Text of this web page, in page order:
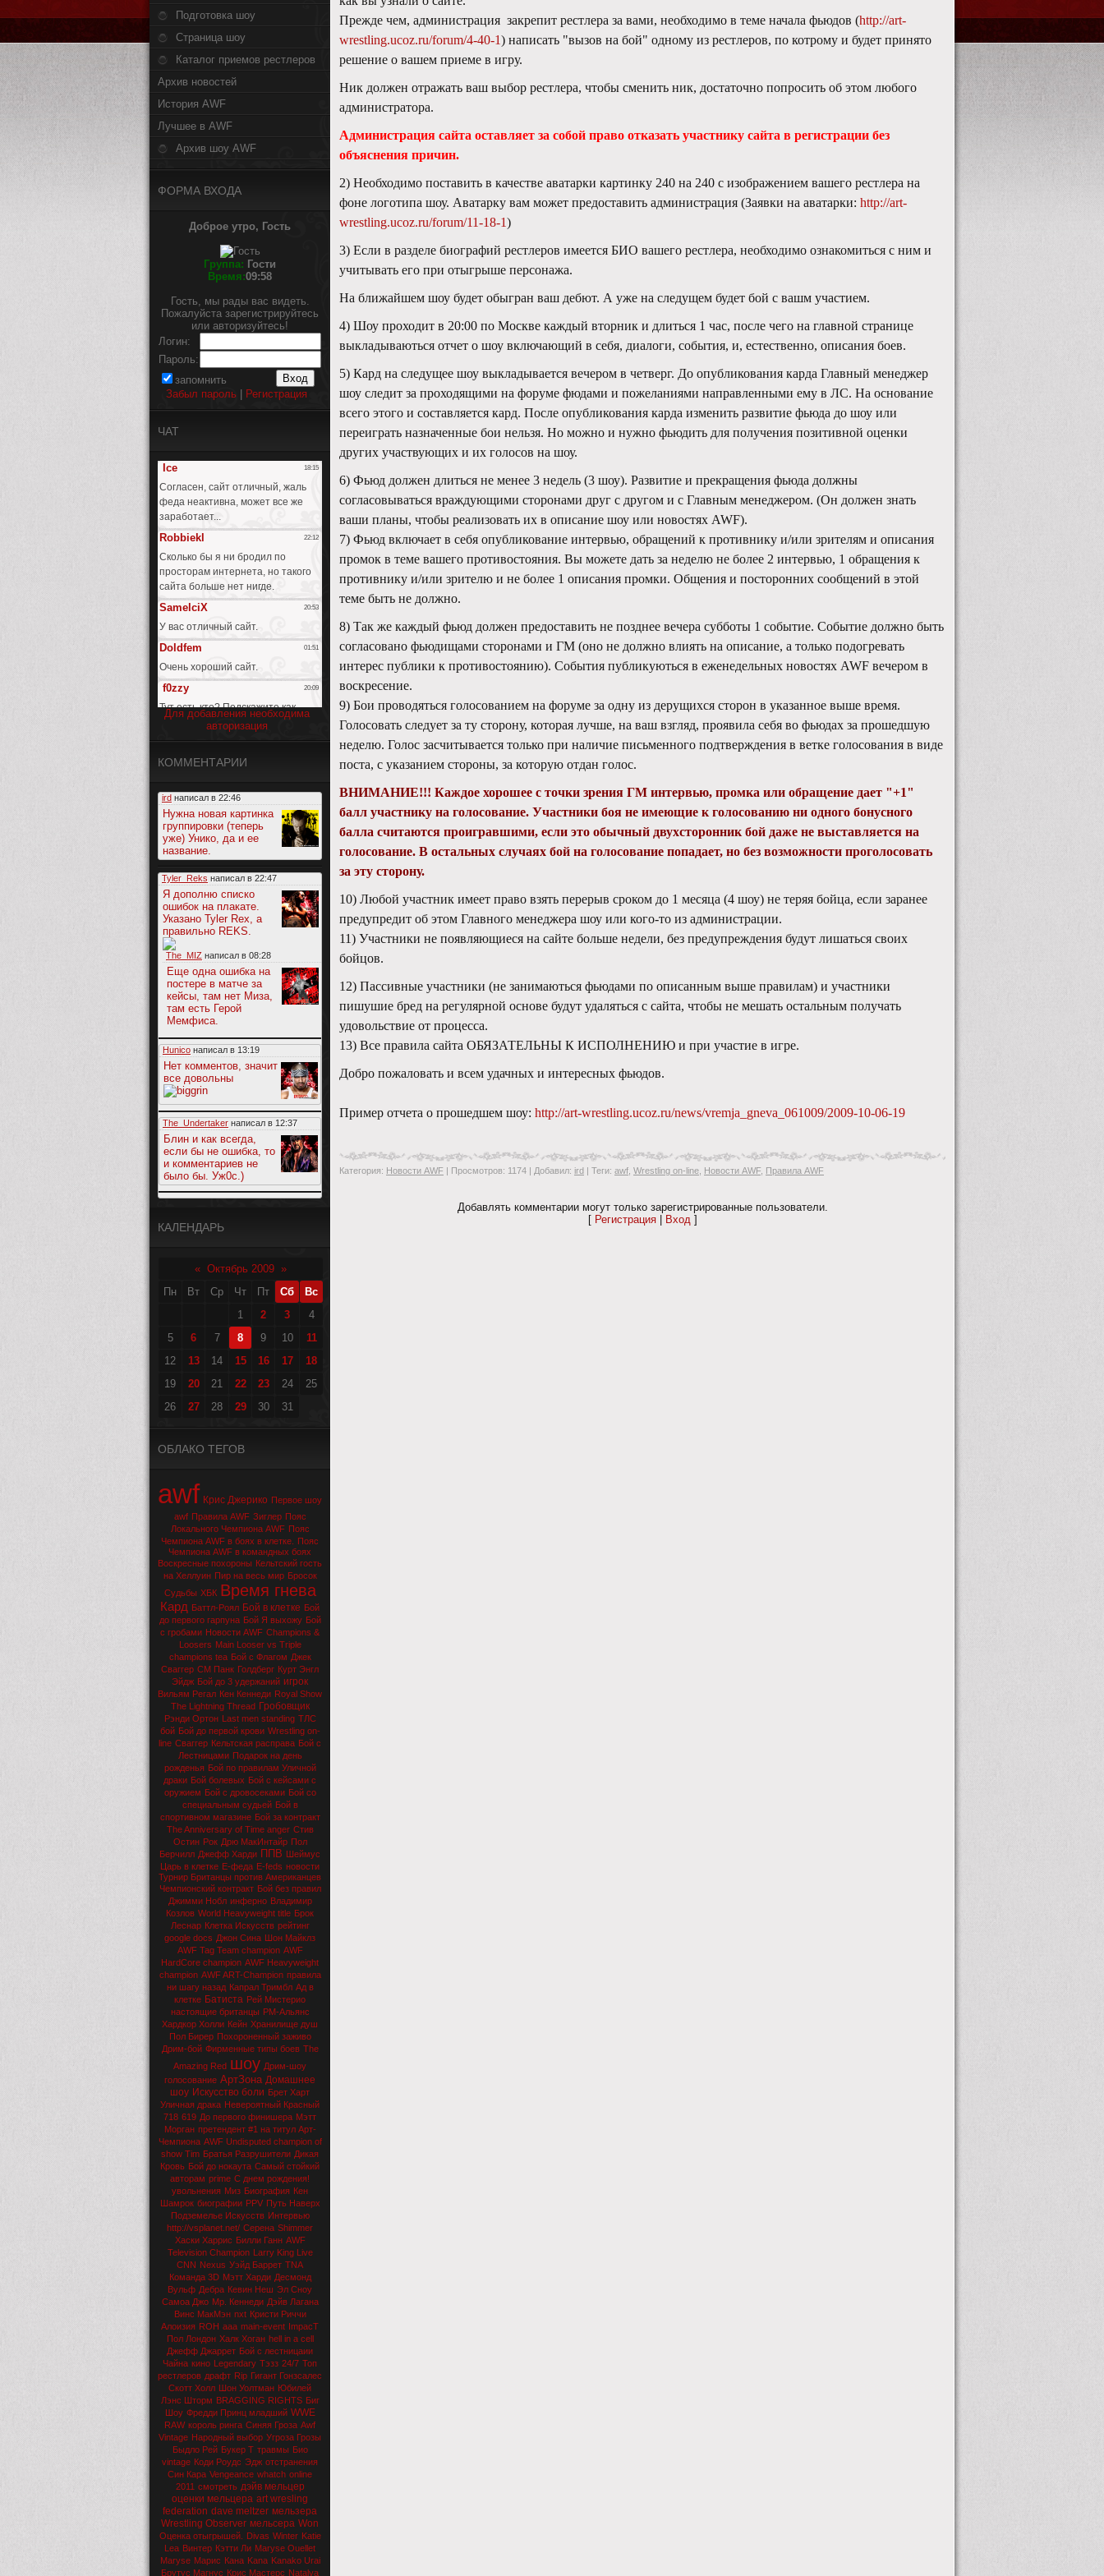
Подготовка шоу
Страница шоу
Каталог приемов рестлеров
Архив новостей
История AWF
Лучшее в AWF
Архив шоу AWF
ФОРМА ВХОДА
Доброе утро, Гость
Группа: Гости
Время:09:58
Гость, мы рады вас видеть.
Пожалуйста зарегистрируйтесь
или авторизуйтесь!
Логин:
Пароль:
запомнить
Забыл пароль
Регистрация
ЧАТ
Для добавления необходима
авторизация
КОММЕНТАРИИ
ird написал в 22:46
Нужна новая картинка
группировки (теперь
уже) Унико, да и ее
название.
Tyler_Reks написал в 22:47
Я дополню списко
ошибок на плакате.
Указано Tyler Rex, а
правильно REKS.
The_MIZ написал в 08:28
Еще одна ошибка на
постере в матче за
кейсы, там нет Миза,
там есть Герой
Мемфиса.
Hunico написал в 13:19
Нет комментов, значит
все довольны
The_Undertaker написал в 12:37
Блин и как всегда,
если бы не ошибка, то
и комментариев не
было бы. Уж0с.)
КАЛЕНДАРЬ
« Октябрь 2009 »
Пн
Вт Ср Чт Пт Сб
Вс
1
2 3
4
5
6 7 8 9 10
11
12
13 14 15 16 17
18
19
20 21 22 23 24
25
26
27 28 29 30 31
ОБЛАКО ТЕГОВ
awf Крис Джерико Первое шоу
awf Правила AWF Зиглер Пояс
Локального Чемпиона AWF Пояс
Чемпиона AWF в боях в клетке.
Пояс
Чемпиона AWF в командных боях
Воскресные похороны Кельтский гость
на Хеллуин Пир на весь мир Бросок
Судьбы ХБК Время гнева
Кард Баттл-Роял Бой в клетке Бой
до первого гарпуна Бой Я выхожу Бой
с гробами Новости AWF Champions &
Loosers Main Looser vs Triple
champions tea Бой с Флагом Джек
Сваггер СМ Панк Голдберг Курт Энгл
Эйдж Бой до 3 удержаний игрок
Вильям Регал Кен Кеннеди Royal Show
The Lightning Thread Гробовщик
Рэнди Ортон Last men standing ТЛС
бой Бой до первой крови Wrestling on-
line Сваггер Кельтская расправа Бой с
Лестницами Подарок на день
рожденья Бой по правилам Уличной
драки Бой болевых Бой с кейсами с
оружием Бой с дровосеками Бой со
специальным судьей Бой в
спортивном магазине Бой за контракт
The Anniversary of Time anger Стив
Остин Рок Дрю МакИнтайр Пол
Берчилл Джефф Харди ППВ Шеймус
Царь в клетке Е-феда E-feds новости
Турнир Британцы против Американцев
Чемпионский контракт Бой без правил
Джимми Нобл инферно Владимир
Козлов World Heavyweight title Брок
Леснар Клетка Искусств рейтинг
google docs Джон Сина Шон Майклз
AWF Tag Team champion AWF
HardCore champion AWF Heavyweight
champion AWF ART-Champion правила
ни шагу назад Капрал Тримбл Ад в
клетке Батиста Рей Мистерио
настоящие британцы РМ-Альянс
Хардкор Холли Кейн Хранилище душ
Пол Бирер Похороненный заживо
Дрим-бой Фирменные типы боев The
Amazing Red шоу Дрим-шоу
голосование АртЗона Домашнее
шоу Искусство боли Брет Харт
Уличная драка Невероятный Красный
718 619 До первого финишера Мэтт
Морган претендент #1 на титул Арт-
Чемпиона AWF Undisputed champion of
show Tim Братья Разрушители Дикая
Кровь Бой до нокаута Самый стойкий
авторам prime С днем рождения!
увольнения Миз Биография Кен
Шамрок биографии PPV Путь Наверх
Подземелье Искусств Интервью
http://vsplanet.net/ Серена Shimmer
Хаски Харрис Билли Ганн AWF
Television Champion Larry King Live
CNN Nexus Уэйд Баррет TNA
Команда 3D Мэтт Харди Десмонд
Вульф Дебра Кевин Неш Эл Сноу
Самоа Джо Мр. Кеннеди Дэйв Лагана
Винс МакМэн nxt Кристи Риччи
Алоизия ROH aaa main-event ImpacT
Пол Лондон Халк Хоган hell in a cell
Джефф Джаррет Бой с лестницаии
Чайна кино Legendary Тэзз 24/7 Топ
рестлеров драфт Rip Гигант Гонзсалес
Скотт Холл Шон Уолтман Юбилей
Лэнс Шторм BRAGGING RIGHTS Биг
Шоу Фредди Принц младший WWE
RAW король ринга Синяя Гроза Awf
Vintage Народный выбор Угроза Грозы
Быдло Рей Букер Т травмы Био
vintage Коди Роудс Эдж отстранения
Син Кара Vengeance whatch online
2011 смотреть дэйв мельцер
оценки мельцера art wresling
federation dave meltzer мельзера
Wrestling Observer мельсера Won
Оценка отыгрышей. Divas Winter Katie
Lea Винтер Кэтти Ли Maryse Ouellet
Maryse Марис Кана Kana Kanako Urai
Брутус Магнус Крис Мастерс Natalya
Прежде чем, администрация закрепит рестлера за вами, необходимо в теме начала фьюдов (http://art-
wrestling.ucoz.ru/forum/4-40-1) написать "вызов на бой" одному из рестлеров, по котрому и будет принято
решение о вашем приеме в игру.
Ник должен отражать ваш выбор рестлера, чтобы сменить ник, достаточно попросить об этом любого
администратора.
Администрация сайта оставляет за собой право отказать участнику сайта в регистрации без
объяснения причин.
2) Необходимо поставить в качестве аватарки картинку 240 на 240 с изображением вашего рестлера на
фоне логотипа шоу. Аватарку вам может предоставить администрация (Заявки на аватарки: http://art-
wrestling.ucoz.ru/forum/11-18-1)
3) Если в разделе биографий рестлеров имеется БИО вашего рестлера, необходимо ознакомиться с ним и
учитывать его при отыгрыше персонажа.
На ближайшем шоу будет обыгран ваш дебют. А уже на следущем будет бой с вашм участием.
4) Шоу проходит в 20:00 по Москве каждый вторник и длиться 1 час, после чего на главной странице
выкладываються отчет о шоу включающий в себя, диалоги, события, и, естественно, описания боев.
5) Кард на следущее шоу выкладывается вечером в четверг. До опубликования карда Главный менеджер
шоу следит за проходящими на форуме фюдами и пожеланиями направленными ему в ЛС. На основание
всего этого и составляется кард. После опубликования карда изменить развитие фьюда до шоу или
переиграть назначенные бои нельзя. Но можно и нужно фьюдить для получения позитивной оценки
других участвующих и их голосов на шоу.
6) Фьюд должен длиться не менее 3 недель (3 шоу). Развитие и прекращения фьюда должны
согласовываться враждующими сторонами друг с другом и с Главным менеджером. (Он должен знать
ваши планы, чтобы реализовать их в описание шоу или новостях AWF).
7) Фьюд включает в себя опубликование интервью, обращений к противнику и/или зрителям и описания
промок в теме вашего противостояния. Вы можете дать за неделю не более 2 интервью, 1 обращения к
противнику и/или зрителю и не более 1 описания промки. Общения и посторонних сообщений в этой
теме быть не должно.
8) Так же каждый фьюд должен предоставить не позднее вечера субботы 1 событие. Событие должно быть
согласовано фьюдищами сторонами и ГМ (оно не должно влиять на описание, а только подогревать
интерес публики к противостоянию). События публикуються в еженедельных новостях AWF вечером в
воскресение.
9) Бои проводяться голосованием на форуме за одну из дерущихся сторон в указанное выше время.
Голосовать следует за ту сторону, которая лучше, на ваш взгляд, проявила себя во фьюдах за прошедшую
неделю. Голос засчитывается только при наличие письменного подтверждения в ветке голосования в виде
поста, с указанием стороны, за которую отдан голос.
ВНИМАНИЕ!!! Каждое хорошее с точки зрения ГМ интервью, промка или обращение дает "+1"
балл участнику на голосование. Участники боя не имеющие к голосованию ни одного бонусного
балла считаются проигравшими, если это обычный двухсторонник бой даже не выставляется на
голосование. В остальных случаях бой на голосование попадает, но без возможности проголосовать
за эту сторону.
10) Любой участник имеет право взять перерыв сроком до 1 месяца (4 шоу) не теряя бойца, если заранее
предупредит об этом Главного менеджера шоу или кого-то из администрации.
11) Участники не появляющиеся на сайте больше недели, без предупреждения будут лишаться своих
бойцов.
12) Пассивные участники (не занимаються фьюдами по описанным выше правилам) и участники
пишушие бред на регулярной основе будут удаляться с сайта, чтобы не мешать остальным получать
удовольствие от процесса.
13) Все правила сайта ОБЯЗАТЕЛЬНЫ К ИСПОЛНЕНИЮ и при участие в игре.
Добро пожаловать и всем удачных и интересных фьюдов.
Пример отчета о прошедшем шоу: http://art-wrestling.ucoz.ru/news/vremja_gneva_061009/2009-10-06-19
Категория: Новости AWF | Просмотров: 1174 | Добавил: ird | Теги: awf Wrestling on-line Новости AWF Правила AWF
Добавлять комментарии могут только зарегистрированные пользователи.
[ Регистрация| Вход]